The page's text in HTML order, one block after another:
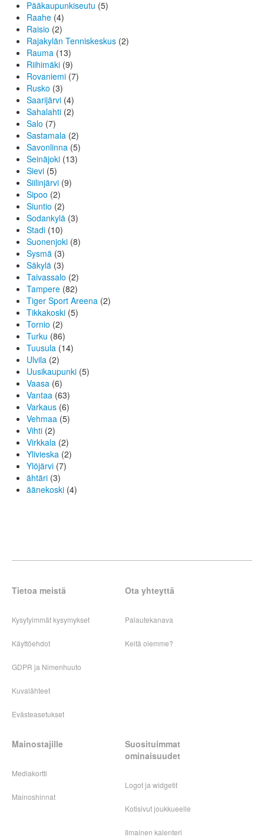
Pääkaupunkiseutu (5)
Raahe (4)
Raisio (2)
Rajakylän Tenniskeskus (2)
Rauma (13)
Riihimäki (9)
Rovaniemi (7)
Rusko (3)
Saarijärvi (4)
Sahalahti (2)
Salo (7)
Sastamala (2)
Savonlinna (5)
Seinäjoki (13)
Sievi (5)
Siilinjärvi (9)
Sipoo (2)
Siuntio (2)
Sodankylä (3)
Stadi (10)
Suonenjoki (8)
Sysmä (3)
Säkylä (3)
Taivassalo (2)
Tampere (82)
Tiger Sport Areena (2)
Tikkakoski (5)
Tornio (2)
Turku (86)
Tuusula (14)
Ulvila (2)
Uusikaupunki (5)
Vaasa (6)
Vantaa (63)
Varkaus (6)
Vehmaa (5)
Vihti (2)
Virkkala (2)
Ylivieska (2)
Ylöjärvi (7)
ähtäri (3)
äänekoski (4)
Tietoa meistä
Kysytyimmät kysymykset
Käyttöehdot
GDPR ja Nimenhuuto
Kuvalähteet
Evästeasetukset
Ota yhteyttä
Palautekanava
Keitä olemme?
Mainostajille
Mediakortti
Mainoshinnat
Suosituimmat
ominaisuudet
Logot ja widgetit
Kotisivut joukkueelle
Ilmainen kalenteri